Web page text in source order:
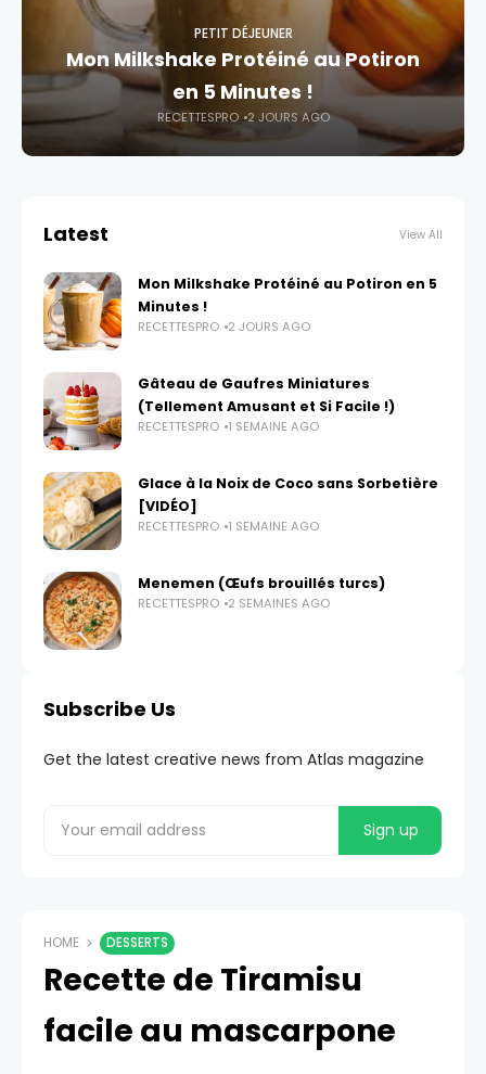
PETIT DÉJEUNER
Mon Milkshake Protéiné au Potiron
en 5 Minutes !
RECETTESPRO 2 JOURS AGO
Latest View All
Mon Milkshake Protéiné au Potiron en 5
Minutes !
RECETTESPRO 2 JOURS AGO
Gâteau de Gaufres Miniatures
(Tellement Amusant et Si Facile !)
RECETTESPRO 1 SEMAINE AGO
Glace à la Noix de Coco sans Sorbetière
[VIDÉO]
RECETTESPRO 1 SEMAINE AGO
Menemen (Œufs brouillés turcs)
RECETTESPRO 2 SEMAINES AGO
Subscribe Us
Get the latest creative news from Atlas magazine
HOME DESSERTS
Recette de Tiramisu
facile au mascarpone